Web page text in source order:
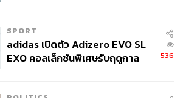
SPORT
adidas เปิดตัว Adizero EVO SL
EXO คอลเล็กชันพิเศษรับฤดูกาล
536